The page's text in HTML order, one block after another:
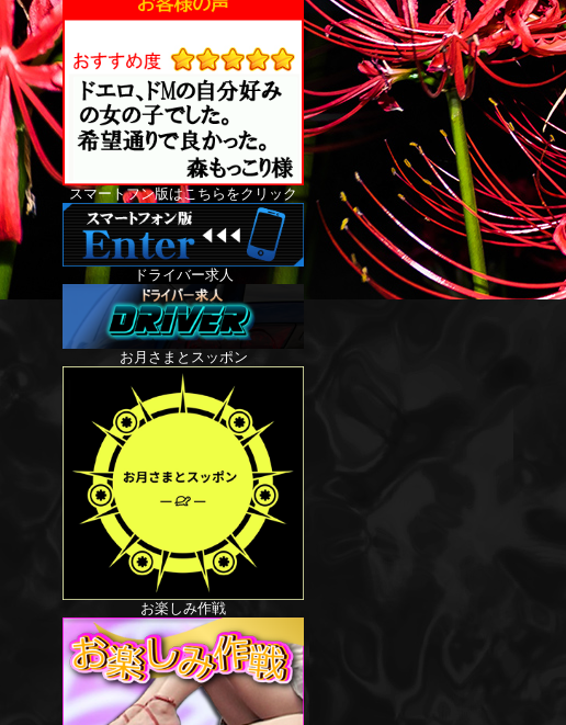
スマートフン版はこちらをクリック
ドライバー求人
お月さまとスッポン
お楽しみ作戦